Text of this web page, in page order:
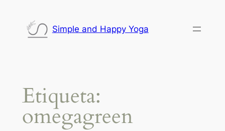
contenido
Simple and Happy Yoga
Etiqueta:
omegagreen